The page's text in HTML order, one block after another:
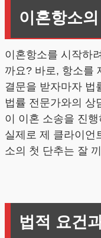
이혼항소
이혼항소를 시작하
까요? 바로, 항소를
결문을 받자마자 법
법률 전문가와의 상
이 이혼 소송을 진
실제로 제 클라이언
소의 첫 단추는 잘
법적 요건